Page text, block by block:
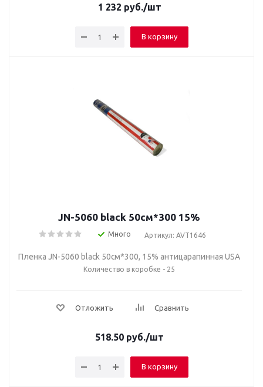
1 232 руб./шт
В корзину
JN-5060 black 50см*300 15%
Много Артикул: AVT1646
Пленка JN-5060 black 50см*300, 15% антицарапинная USA
Количество в коробке - 25
Отложить Сравнить
518.50 руб./шт
В корзину